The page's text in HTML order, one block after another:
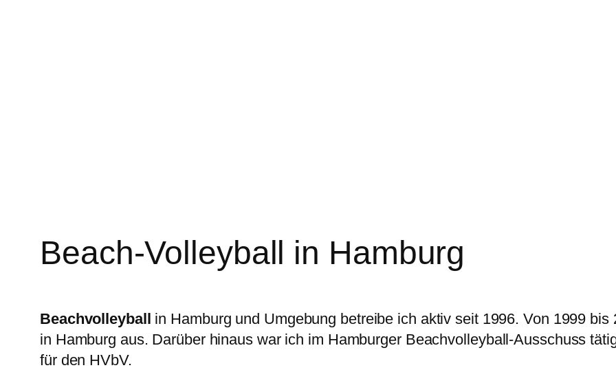
Beach-Volleyball in Hamburg
Beachvolleyball in Hamburg und Umgebung betreibe ich aktiv seit 1996. Von 1999
in Hamburg aus. Darüber hinaus war ich im Hamburger Beachvolleyball-Ausschuss
für den HVbV.